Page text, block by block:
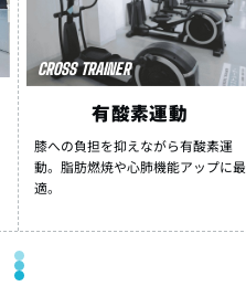
CROSS TRAINER
有酸素運動
膝への負担を抑えながら有酸素運
動。脂肪燃焼や心肺機能アップに最
適。